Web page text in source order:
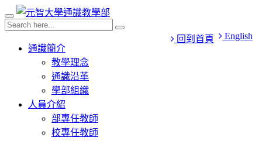
English
回到首頁
通識簡介
教學理念
通識沿革
學部組織
人員介紹
部專任教師
校專任教師